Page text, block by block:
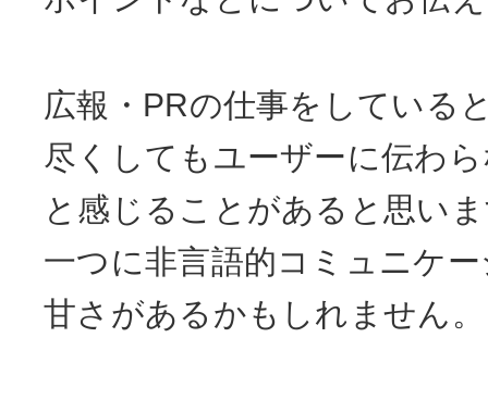
広報・PRの仕事をしている
尽くしてもユーザーに伝わ
と感じることがあると思い
一つに非言語的コミュニケ
甘さがあるかもしれません。